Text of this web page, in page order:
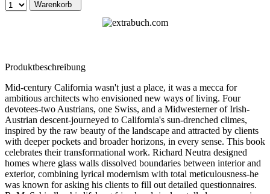
Warenkorb
Produktbeschreibung
Mid-century California wasn't just a place, it was a mecca for
ambitious architects who envisioned new ways of living. Four
devotees-two Austrians, one Swiss, and a Midwesterner of Irish-
Austrian descent-journeyed to California's sun-drenched climes,
inspired by the raw beauty of the landscape and attracted by clients
with deeper pockets and broader horizons, in every sense. This book
celebrates their transformational work. Richard Neutra designed
homes where glass walls dissolved boundaries between interior and
exterior, combining lyrical modernism with total meticulousness-he
was known for asking his clients to fill out detailed questionnaires.